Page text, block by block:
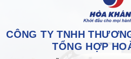
CÔNG TY TNHH
TỔNG HỢP